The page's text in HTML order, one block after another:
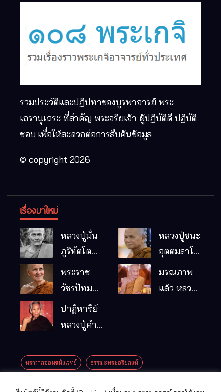
รวมประวัติและปฏิปทาของบูรพาจารย์ พระ
เถรานุเถระ ที่สำคัญ พระอริยเจ้า ผู้ปฏิบัติดี ปฏิบัติ
ชอบ เพื่อให้สะดวกต่อการสืบค้นข้อมูล
© copyright 2026
เรื่องมาใหม่
หลวงปู่มั่น
ภูริทัตโต
พระอริยเจ้า
ผู้เป็นบิดา
รมฐาน
หลวงปู่ชนะ
อุตตมลาโภ
หมากอื๋อ
พระราช
วัชรปัทม
คุณ (หลวง
ปู่บัวเกตุ
แล้ว วัดป่า
มรณภาพ
แล้ว หลวง
ปาฏิหาริย์
หลวงปู่คำ
มณี
ฆราวาสจอมขมังเวทย์ ธรรมะพระอริยสงฆ์